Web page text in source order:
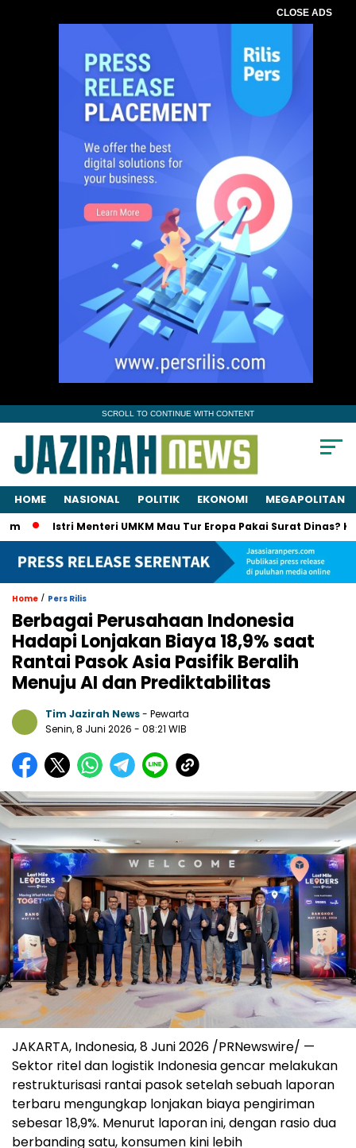
CLOSE ADS
SCROLL TO CONTINUE WITH CONTENT
HOME NASIONAL POLITIK EKONOMI MEGAPOLITAN
Istri Menteri UMKM Mau Tur Eropa Pakai Surat Dinas? KPK
Home / Pers Rilis
Berbagai Perusahaan Indonesia
Hadapi Lonjakan Biaya 18,9% saat
Rantai Pasok Asia Pasifik Beralih
Menuju AI dan Prediktabilitas
Tim Jazirah News- Pewarta
Senin, 8 Juni 2026 - 08:21 WIB
JAKARTA, Indonesia, 8 Juni 2026 /PRNewswire/ —
Sektor ritel dan logistik Indonesia gencar melakukan
restrukturisasi rantai pasok setelah sebuah laporan
terbaru mengungkap lonjakan biaya pengiriman
sebesar 18,9%. Menurut laporan ini, dengan rasio dua
berbanding satu, konsumen kini lebih